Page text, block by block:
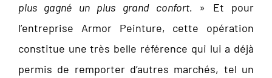
plus gagné un plus grand confort. » Et pour
l’entreprise Armor Peinture, cette opération
constitue une très belle référence qui lui a déjà
permis de remporter d’autres marchés, tel un